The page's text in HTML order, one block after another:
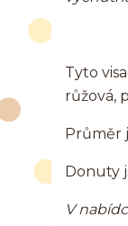
Tyto
růžová,
Průměr
Donuty
V